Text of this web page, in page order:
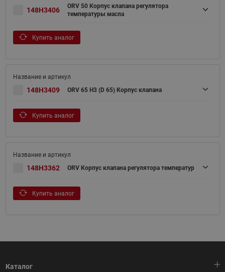
148H3406
ORV 50 Корпус клапана регулятора
температуры масла
Купить аналог
148H3409 ORV 65 H3 (D 65) Корпус клапана
Купить аналог
148H3362 ORV Корпус клапана регулятора температур
Купить аналог
Каталог